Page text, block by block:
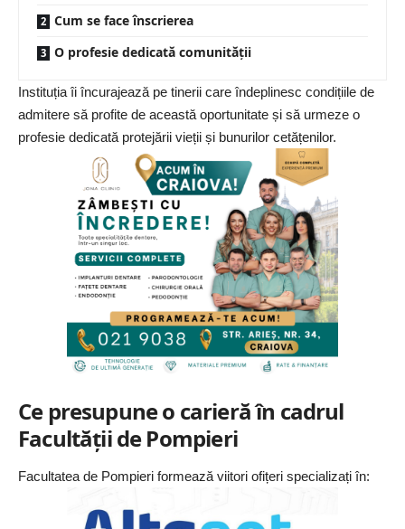
Cum se face înscrierea
O profesie dedicată comunității
Instituția îi încurajează pe tinerii care îndeplinesc condițiile de
admitere să profite de această oportunitate și să urmeze o
profesie dedicată protejării vieții și bunurilor cetățenilor.
Ce presupune o carieră în cadrul
Facultății de Pompieri
Facultatea de Pompieri formează viitori ofițeri specializați în: